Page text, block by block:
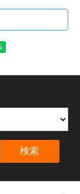
検索